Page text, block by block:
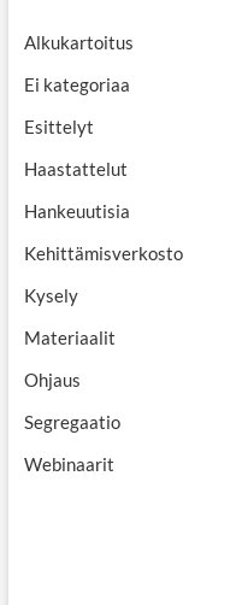
Alkukartoitus
Ei kategoriaa
Esittelyt
Haastattelut
Hankeuutisia
Kehittämisverkosto
Kysely
Materiaalit
Ohjaus
Segregaatio
Webinaarit